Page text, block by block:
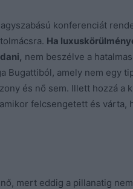
konferenciát
Ha
nem beszélve a
Bugattiból, amely nem egy
és nő sem. Illett hozzá a
felcsengetett és várta,
mert eddig a pillanatig